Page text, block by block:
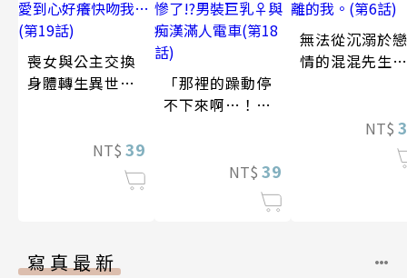
喪女與公主交換
身體轉生異世界
NT$ 39
「那裡的躁動停
不下來啊…！」
滿人電車(第18
NT$ 39
無法從沉溺於戀
情的混混先生
NT$
寫真最新